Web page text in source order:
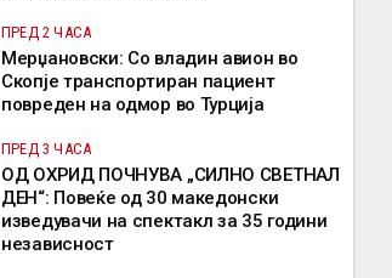
ПРЕД 2 ЧАСА
Мерџановски: Со владин авион во
Скопје транспортиран пациент
повреден на одмор во Турција
ПРЕД 3 ЧАСА
ОД ОХРИД ПОЧНУВА „СИЛНО СВЕТНАЛ
ДЕН“: Повеќе од 30 македонски
изведувачи на спектакл за 35 години
независност